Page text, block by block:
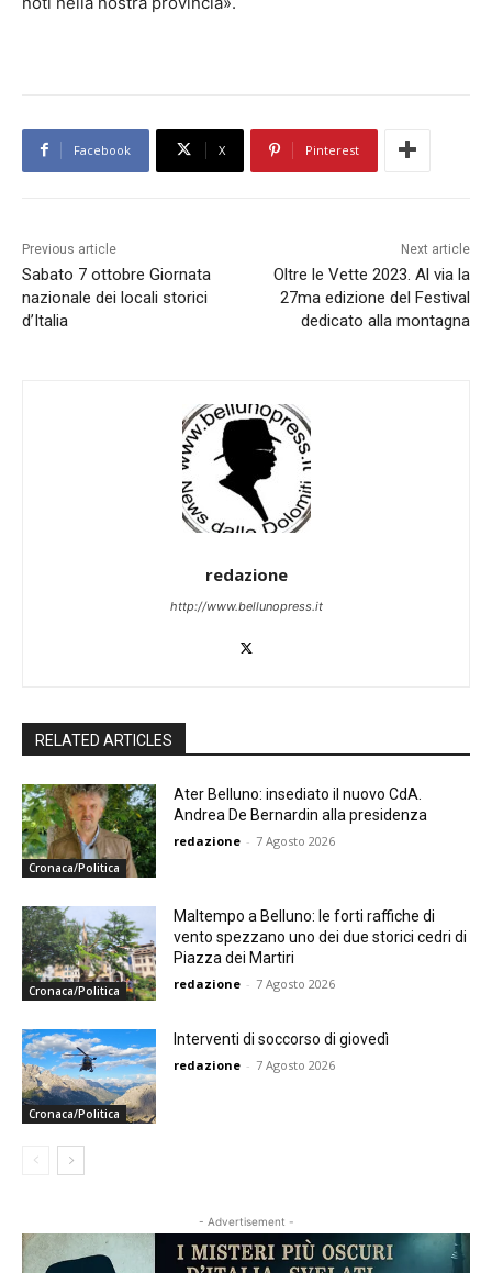
Facebook X Pinterest
Previous article
Sabato 7 ottobre Giornata
nazionale dei locali storici
d’Italia
Next article
Oltre le Vette 2023. Al via la
27ma edizione del Festival
dedicato alla montagna
redazione
http://www.bellunopress.it
RELATED ARTICLES
Cronaca/Politica
Ater Belluno: insediato il nuovo CdA.
Andrea De Bernardin alla presidenza
redazione - 7 Agosto 2026
Cronaca/Politica
Maltempo a Belluno: le forti raffiche di
vento spezzano uno dei due storici cedri di
Piazza dei Martiri
redazione - 7 Agosto 2026
Cronaca/Politica
Interventi di soccorso di giovedì
redazione - 7 Agosto 2026
- Advertisement -